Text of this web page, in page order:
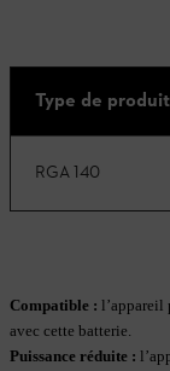
Type de produit
RGA 140
Compatible : l’appareil
avec cette batterie.
Puissance réduite :